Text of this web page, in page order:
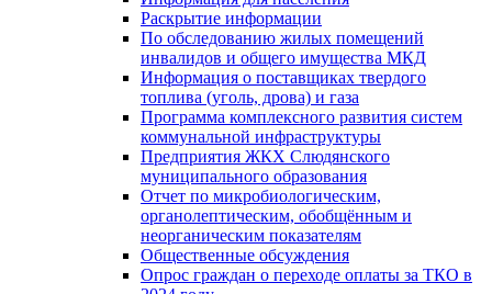
Раскрытие информации
По обследованию жилых помещений
инвалидов и общего имущества МКД
Информация о поставщиках твердого
топлива (уголь, дрова) и газа
Программа комплексного развития систем
коммунальной инфраструктуры
Предприятия ЖКХ Слюдянского
муниципального образования
Отчет по микробиологическим,
органолептическим, обобщённым и
неорганическим показателям
Общественные обсуждения
Опрос граждан о переходе оплаты за ТКО в